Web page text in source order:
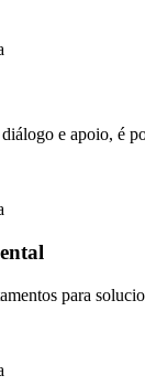
e apoio, é
para